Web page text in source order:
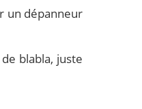
un dépanneur
blabla, juste